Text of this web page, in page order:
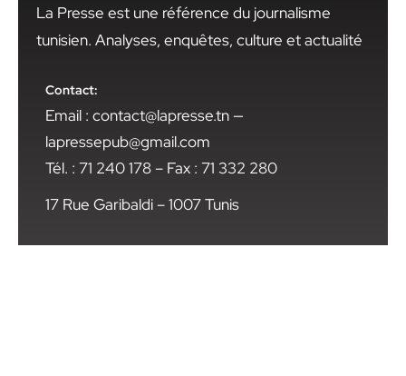
La Presse est une référence du journalisme
tunisien. Analyses, enquêtes, culture et actualité
Contact:
Email : contact@lapresse.tn —
lapressepub@gmail.com
Tél. : 71 240 178 – Fax : 71 332 280
17 Rue Garibaldi – 1007 Tunis